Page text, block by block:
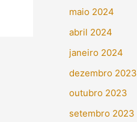
maio 2024
abril 2024
janeiro 2024
dezembro 2023
outubro 2023
setembro 2023